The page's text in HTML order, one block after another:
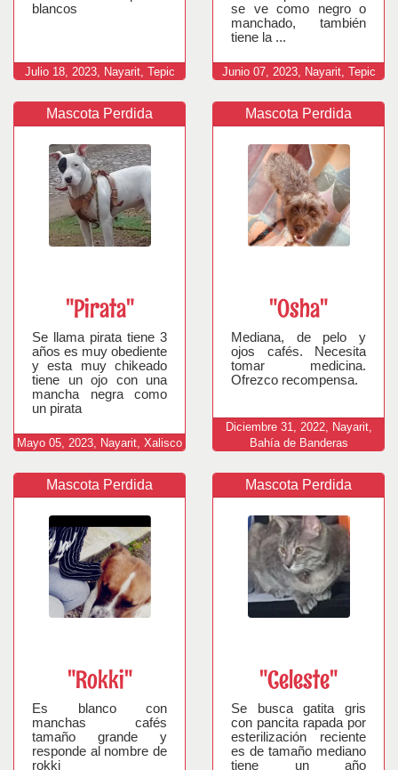
blancos
Julio 18, 2023, Nayarit, Tepic
se ve como negro o
manchado, también
tiene la ...
Junio 07, 2023, Nayarit, Tepic
Mascota Perdida
"Pirata"
Se llama pirata tiene 3
años es muy obediente
y esta muy chikeado
tiene un ojo con una
mancha negra como
un pirata
Mayo 05, 2023, Nayarit, Xalisco
Mascota Perdida
"Osha"
Mediana, de pelo y
ojos cafés. Necesita
tomar medicina.
Ofrezco recompensa.
Diciembre 31, 2022, Nayarit,
Bahía de Banderas
Mascota Perdida
"Rokki"
Es blanco con
manchas cafés
tamaño grande y
responde al nombre de
rokki
Mascota Perdida
"Celeste"
Se busca gatita gris
con pancita rapada por
esterilización reciente
es de tamaño mediano
tiene un año